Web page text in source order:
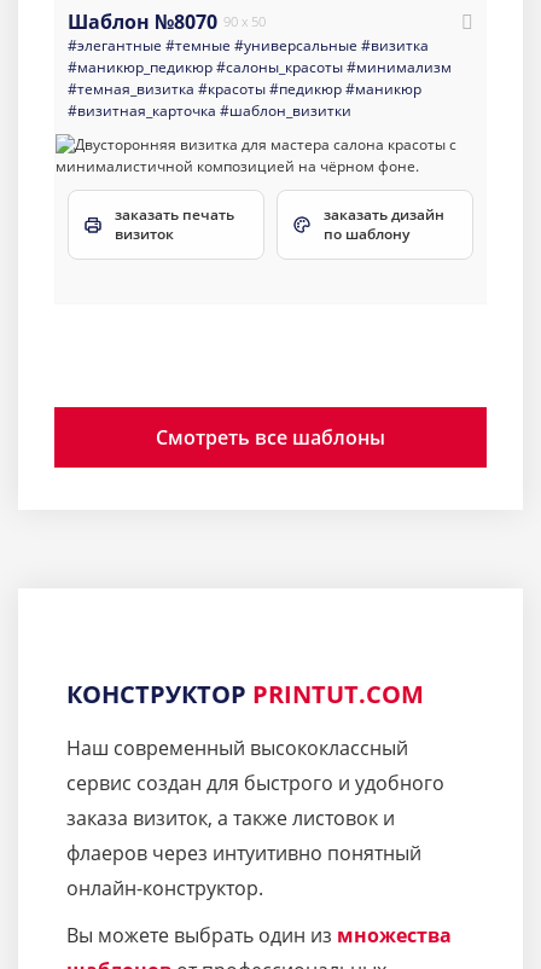
Шаблон №8070 90 x 50
#элегантные #темные #универсальные #визитка
#маникюр_педикюр#салоны_красоты#минимализм
#темная_визитка #красоты#педикюр#маникюр
#визитная_карточка #шаблон_визитки
заказать печать
визиток
заказать дизайн
по шаблону
Смотреть все шаблоны
КОНСТРУКТОР PRINTUT.COM
Наш современный высококлассный
сервис создан для быстрого и удобного
заказа визиток, а также листовок и
флаеров через интуитивно понятный
онлайн-конструктор.
Вы можете выбрать один из множества